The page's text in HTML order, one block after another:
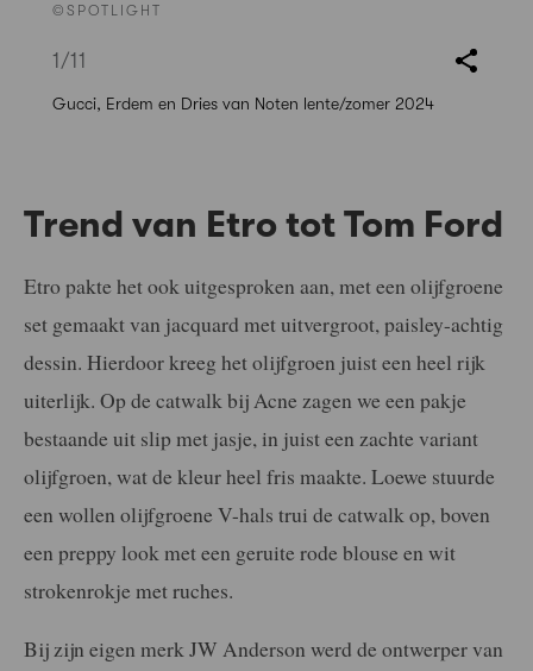
©SPOTLIGHT
1 /11
Gucci, Erdem en Dries van Noten lente/zomer 2024
Trend van Etro tot Tom Ford
Etro pakte het ook uitgesproken aan, met een olijfgroene
set gemaakt van jacquard met uitvergroot, paisley-achtig
dessin. Hierdoor kreeg het olijfgroen juist een heel rijk
uiterlijk. Op de catwalk bij Acne zagen we een pakje
bestaande uit slip met jasje, in juist een zachte variant
olijfgroen, wat de kleur heel fris maakte. Loewe stuurde
een wollen olijfgroene V-hals trui de catwalk op, boven
een preppy look met een geruite rode blouse en wit
strokenrokje met ruches.
Bij zijn eigen merk JW Anderson werd de ontwerper van